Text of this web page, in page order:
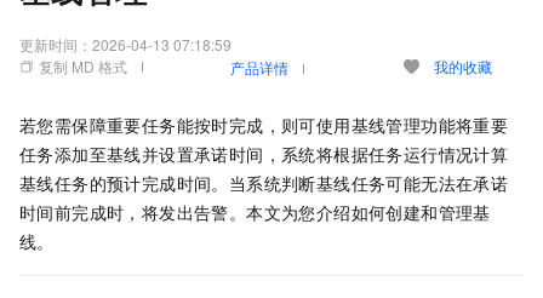
更新时间： 2026-04-13 07:18:59
复制 MD 格式
产品详情 我的收藏
若您需保障重要任务能按时完成，则可使用基线管理功能将重要
任务添加至基线并设置承诺时间，系统将根据任务运行情况计算
基线任务的预计完成时间。当系统判断基线任务可能无法在承诺
时间前完成时，将发出告警。本文为您介绍如何创建和管理基
线。